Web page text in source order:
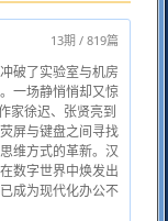
13期 / 819篇
破了实验室与机房
一场静悄悄却又惊
家徐迟、张贤亮到
屏与键盘之间寻找
维方式的革新。汉
数字世界中焕发出
成为现代化办公不